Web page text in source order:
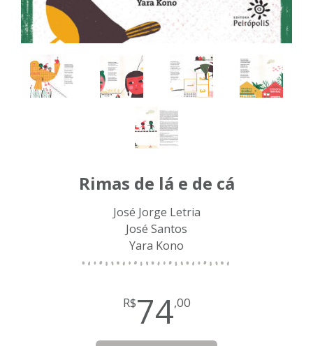
Rimas de lá e de cá
José Jorge Letria
José Santos
Yara Kono
R$74,00